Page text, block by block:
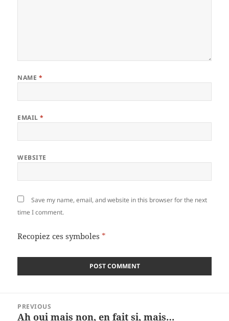
NAME *
EMAIL*
WEBSITE
Save my name, email, and website in this browser for the next
time I comment.
Recopiez ces symboles *
navigation
PREVIOUS
Previous
Ah oui mais non, en fait si, mais…